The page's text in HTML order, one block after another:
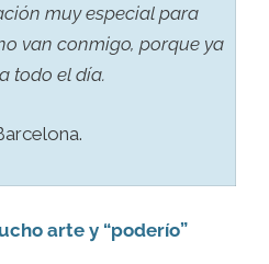
muy especial para
van conmigo, porque ya
todo el día.
arte y “poderío”